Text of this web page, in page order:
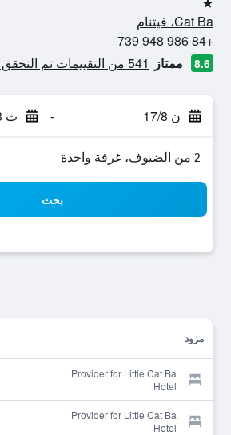
نجمة واحدة
Cat Ba، فيتنام
+84 986 948 739
8.6 ممتاز 541 من التقييمات تم التحقق منها
ن 17/8 - ث 18/8
2 من الضيوف، غرفة واحدة
بحث
مزود
Provider for Little Cat Ba
Hotel
Provider for Little Cat Ba
Hotel